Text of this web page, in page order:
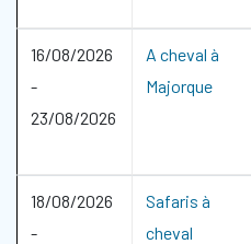
16/08/2026
-
23/08/2026
A cheval à
Majorque
18/08/2026
-
Safaris à
cheval